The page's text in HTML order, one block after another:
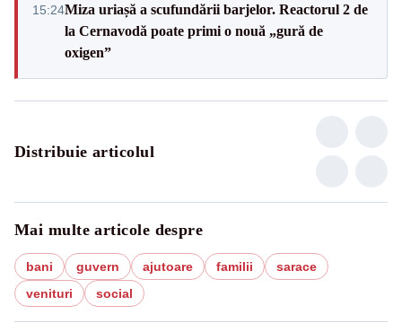
15:24Miza uriașă a scufundării barjelor. Reactorul 2 de
la Cernavodă poate primi o nouă „gură de
oxigen”
Distribuie articolul
Mai multe articole despre
bani guvern ajutoare familii
sarace
venituri
social